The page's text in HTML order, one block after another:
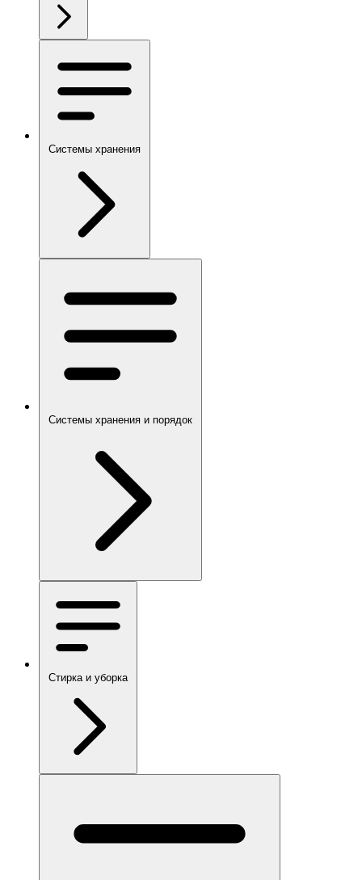
Системы хранения
Системы хранения и порядок
Стирка и уборка